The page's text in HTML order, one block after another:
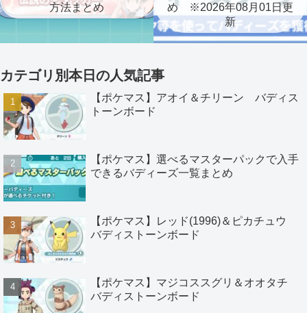
方法まとめ
め ※2026年08月01日更
新
カテゴリ別本日の人気記事
【ポケマス】アオイ＆チリーン バディス
トーンボード
【ポケマス】選べるマスターパックで入手
できるバディーズ一覧まとめ
【ポケマス】レッド(1996)＆ピカチュウ
バディストーンボード
【ポケマス】マジコススグリ＆オオタチ
バディストーンボード